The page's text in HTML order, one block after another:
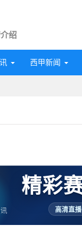
绍
西甲新闻
精彩
高清直播